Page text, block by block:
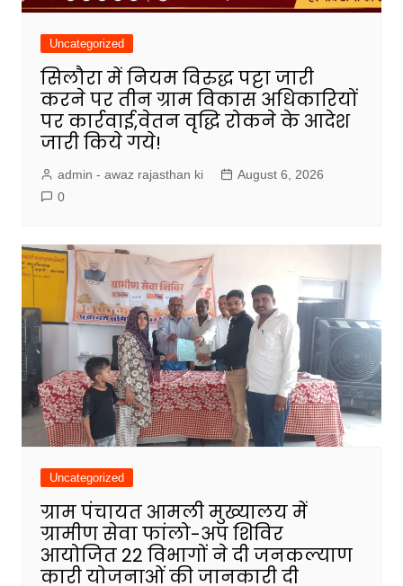
Uncategorized
सिलौरा में नियम विरुद्ध पट्टा जारी
करने पर तीन ग्राम विकास अधिकारियों
पर कार्रवाई,वेतन वृद्धि रोकने के आदेश
जारी किये गये!
admin - awaz rajasthan ki
August 6, 2026
0
Uncategorized
ग्राम पंचायत आमली मुख्यालय में
ग्रामीण सेवा फांलो-अप शिविर
आयोजित 22 विभागों ने दी जनकल्याण
कारी योजनाओं की जानकारी दी